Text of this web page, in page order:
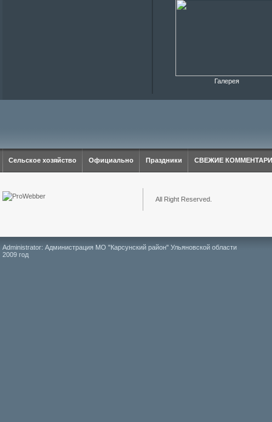
Галерея
Сельское хозяйство Официально Праздники СВЕЖИЕ
All Right Reserved.
Administrator: Администрация МО "Карсунский район" Ульяновской области
2009 год